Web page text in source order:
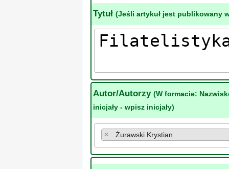
Tytuł (Jeśli artykuł jest publikowany
Autor/Autorzy (W formacie:
inicjały - wpisz inicjały)
× Żurawski Krystian